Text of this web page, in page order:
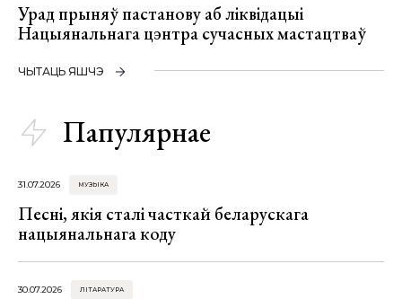
Урад прыняў пастанову аб ліквідацыі
Нацыянальнага цэнтра сучасных мастацтваў
ЧЫТАЦЬ ЯШЧЭ
Папулярнае
31.07.2026 МУЗЫКА
Песні, якія сталі часткай беларускага
нацыянальнага коду
30.07.2026 ЛІТАРАТУРА